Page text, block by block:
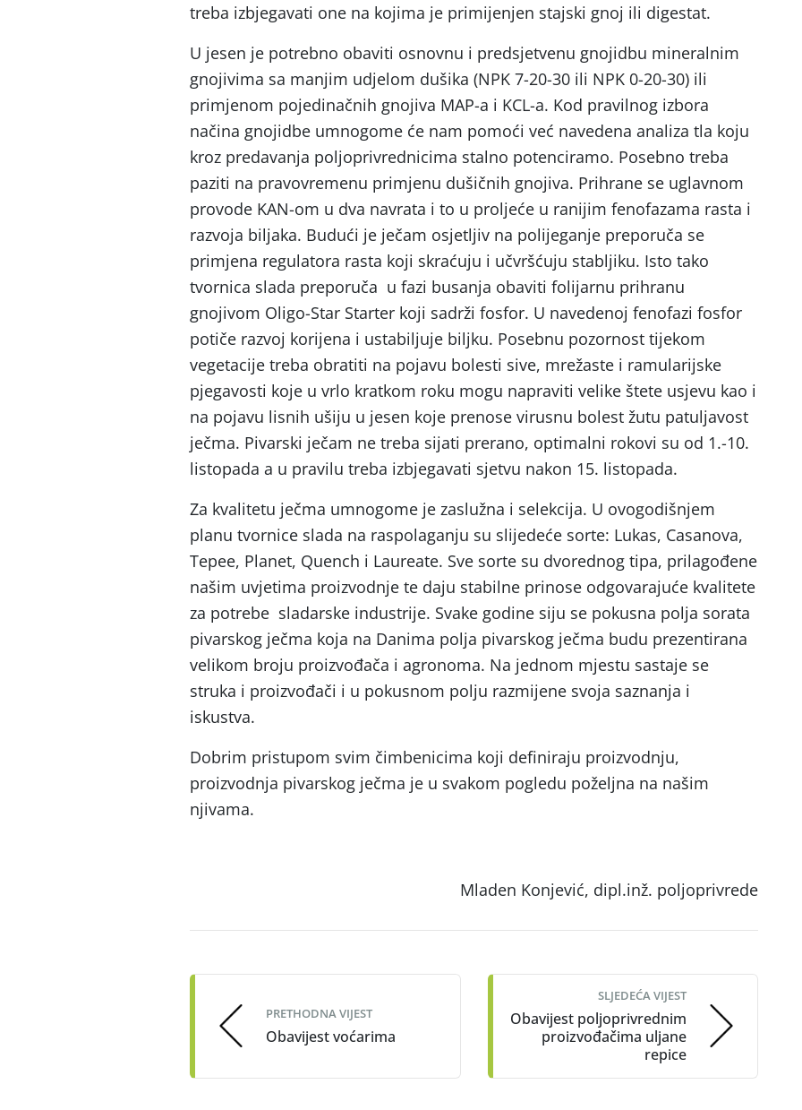
treba izbjegavati one na kojima je primijenjen stajski gnoj ili digestat.
U jesen je potrebno obaviti osnovnu i predsjetvenu gnojidbu mineralnim
gnojivima sa manjim udjelom dušika (NPK 7-20-30 ili NPK 0-20-30) ili
primjenom pojedinačnih gnojiva MAP-a i KCL-a. Kod pravilnog izbora
načina gnojidbe umnogome će nam pomoći već navedena analiza tla koju
kroz predavanja poljoprivrednicima stalno potenciramo. Posebno treba
paziti na pravovremenu primjenu dušičnih gnojiva. Prihrane se uglavnom
provode KAN-om u dva navrata i to u proljeće u ranijim fenofazama rasta i
razvoja biljaka. Budući je ječam osjetljiv na polijeganje preporuča se
primjena regulatora rasta koji skraćuju i učvršćuju stabljiku. Isto tako
tvornica slada preporuča u fazi busanja obaviti folijarnu prihranu
gnojivom Oligo-Star Starter koji sadrži fosfor. U navedenoj fenofazi fosfor
potiče razvoj korijena i ustabiljuje biljku. Posebnu pozornost tijekom
vegetacije treba obratiti na pojavu bolesti sive, mrežaste i ramularijske
pjegavosti koje u vrlo kratkom roku mogu napraviti velike štete usjevu kao i
na pojavu lisnih ušiju u jesen koje prenose virusnu bolest žutu patuljavost
ječma. Pivarski ječam ne treba sijati prerano, optimalni rokovi su od 1.-10.
listopada a u pravilu treba izbjegavati sjetvu nakon 15. listopada.
Za kvalitetu ječma umnogome je zaslužna i selekcija. U ovogodišnjem
planu tvornice slada na raspolaganju su slijedeće sorte: Lukas, Casanova,
Tepee, Planet, Quench i Laureate. Sve sorte su dvorednog tipa, prilagođene
našim uvjetima proizvodnje te daju stabilne prinose odgovarajuće kvalitete
za potrebe sladarske industrije. Svake godine siju se pokusna polja sorata
pivarskog ječma koja na Danima polja pivarskog ječma budu prezentirana
velikom broju proizvođača i agronoma. Na jednom mjestu sastaje se
struka i proizvođači i u pokusnom polju razmijene svoja saznanja i
iskustva.
Dobrim pristupom svim čimbenicima koji definiraju proizvodnju,
proizvodnja pivarskog ječma je u svakom pogledu poželjna na našim
njivama.
Mladen Konjević, dipl.inž. poljoprivrede
navigation
PRETHODNA VIJEST
Obavijest voćarima
SLJEDEĆA VIJEST
Obavijest poljoprivrednim
proizvođačima uljane
repice